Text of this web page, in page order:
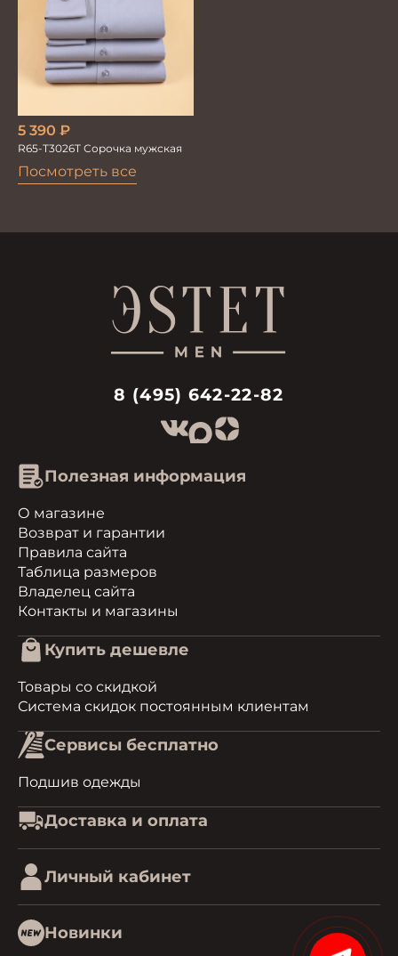
Посмотреть все
5 390 ₽
R65-T3026T Сорочка мужская
8 (495) 642-22-82
Полезная информация
О магазине
Возврат и гарантии
Правила сайта
Таблица размеров
Владелец сайта
Контакты и магазины
Купить дешевле
Товары со скидкой
Система скидок постоянным клиентам
Сервисы бесплатно
Подшив одежды
Доставка и оплата
Личный кабинет
Новинки